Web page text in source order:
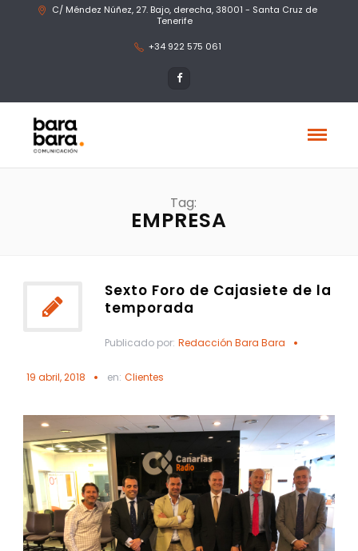
C/ Méndez Núñez, 27. Bajo, derecha, 38001 - Santa Cruz de
Tenerife
+34 922 575 061
Tag:
EMPRESA
Sexto Foro de Cajasiete de la
temporada
Publicado por: Redacción Bara Bara
19 abril, 2018 en: Clientes